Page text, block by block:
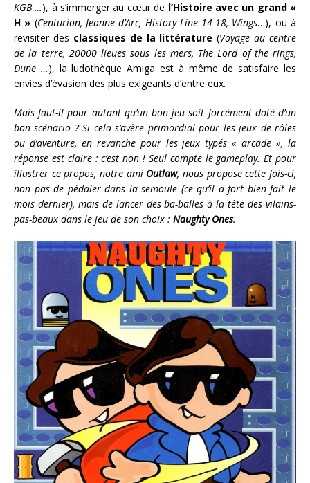
KGB…), à s’immerger au cœur de l’Histoire avec un grand «
H » (Centurion, Jeanne d’Arc, History Line 14-18, Wings…), ou à
revisiter des classiques de la littérature (Voyage au centre
de la terre, 20000 lieues sous les mers, The Lord of the rings,
Dune …), la ludothèque Amiga est à même de satisfaire les
envies d’évasion des plus exigeants d’entre eux.
Mais faut-il pour autant qu’un bon jeu soit forcément doté d’un
bon scénario ? Si cela s’avère primordial pour les jeux de rôles
ou d’aventure, en revanche pour les jeux typés « arcade », la
réponse est claire : c’est non ! Seul compte le gameplay. Et pour
illustrer ce propos, notre ami Outlaw, nous propose cette fois-ci,
non pas de pédaler dans la semoule (ce qu’il a fort bien fait le
mois dernier), mais de lancer des ba-balles à la tête des vilains-
pas-beaux dans le jeu de son choix : Naughty Ones.